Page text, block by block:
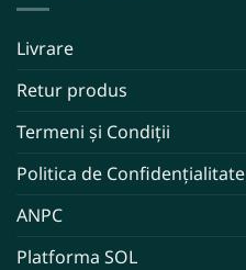
Livrare
Retur produs
Termeni și Condiții
Politica de Confidențialitate
ANPC
Platforma SOL